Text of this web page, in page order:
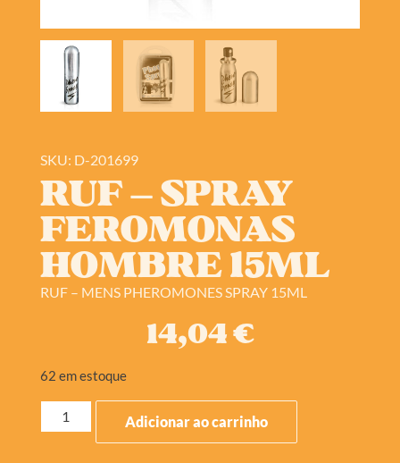
SKU: D-201699
RUF – SPRAY
FEROMONAS
HOMBRE 15ML
RUF – MENS PHEROMONES SPRAY 15ML
14,04€
62 em estoque
Adicionar ao carrinho